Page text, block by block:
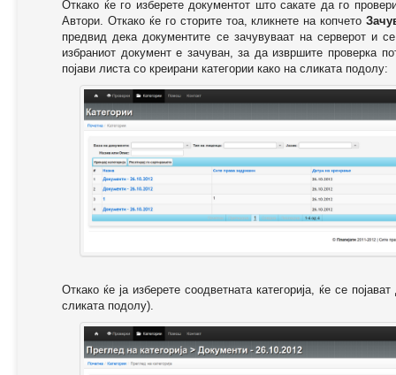
Откако ќе го изберете документот што сакате да го
Автори. Откако ќе го сторите тоа, кликнете на копчето
предвид дека документите се зачувуваат на серверот и
избраниот документ е зачуван, за да извршите проверка
појави листа со креирани категории како на сликата подолу:
Откако ќе ја изберете соодветната категорија, ќе се
сликата подолу).